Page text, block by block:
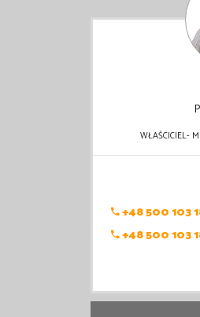
WŁAŚCICIEL-
+48 500 103
+48 500 103